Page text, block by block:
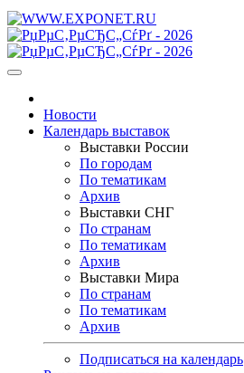
Новости
Календарь выставок
Выставки России
По городам
По тематикам
Архив
Выставки СНГ
По странам
По тематикам
Архив
Выставки Мира
По странам
По тематикам
Архив
Подписаться на календарь